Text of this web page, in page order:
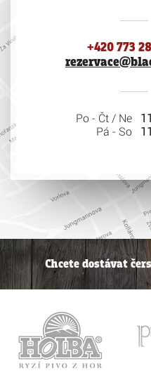
+420 773
Po - Čt / Ne
Pá - So
Chcete dostávat